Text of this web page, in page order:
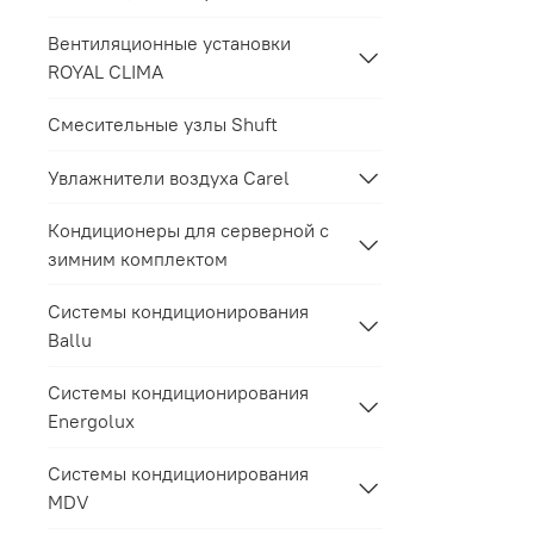
Вентиляционные установки
ROYAL CLIMA
Смесительные узлы Shuft
Увлажнители воздуха Carel
Кондиционеры для серверной с
зимним комплектом
Системы кондиционирования
Ballu
Системы кондиционирования
Energolux
Системы кондиционирования
MDV